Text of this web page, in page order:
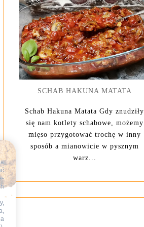
SCHAB HAKUNA MATATA
Schab Hakuna Matata Gdy znudziły
się nam kotlety schabowe, możemy
mięso przygotować trochę w inny
sposób a mianowicie w pysznym
warz...